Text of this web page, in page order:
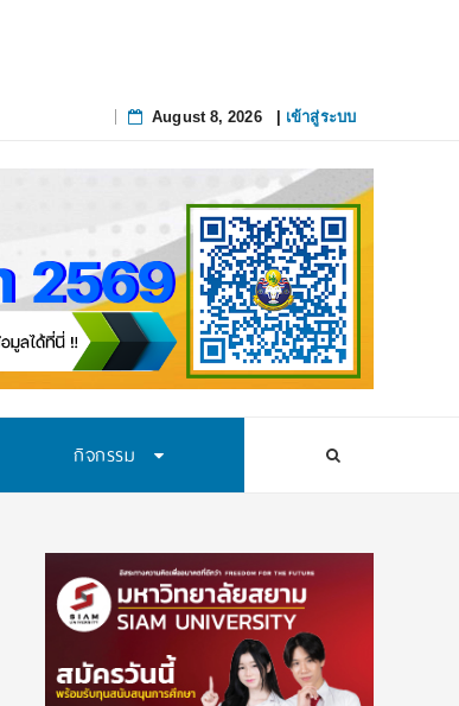
August 8, 2026| เข้าสู่ระบบ
กิจกรรม